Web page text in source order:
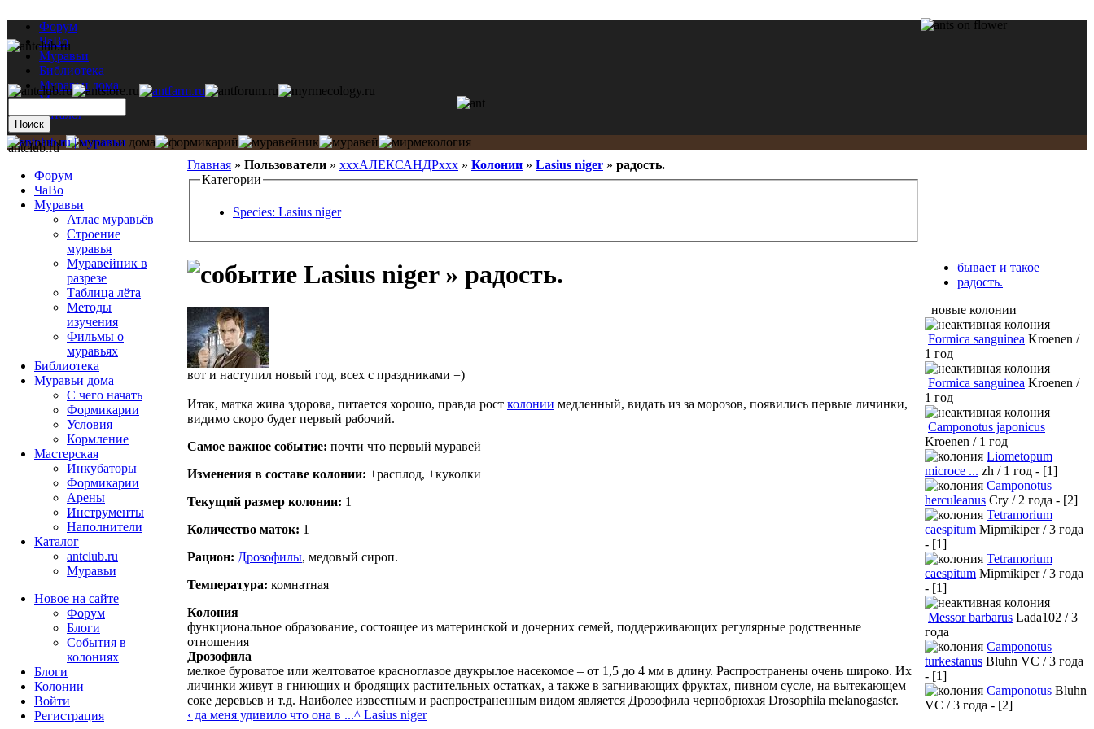
Форум
ЧаВо
Муравьи
Библиотека
Муравьи дома
Мастерская
Каталог
Главная » Пользователи » xxxАЛЕКСАНДРxxx » Колонии » Lasius niger » радость.
Категории
Species: Lasius niger
Lasius niger » радость.
вот и наступил новый год, всех с праздниками =)
Итак, матка жива здорова, питается хорошо, правда рост колонии медленный, видать из за морозов, появились первые личинки,
видимо скоро будет первый рабочий.
Самое важное событие: почти что первый муравей
Изменения в составе кoлонии: +расплод, +куколки
Текущий размер кoлонии: 1
Количество маток: 1
Рацион: Дрозофилы, медовый сироп.
Температура: комнатная
Колония
функциональное образование, состоящее из материнской и дочерних семей, поддерживающих регулярные родственные
отношения
Дрозофила
мелкое буроватое или желтоватое красноглазое двукрылое насекомое – от 1,5 до 4 мм в длину. Распространены очень широко. Их
личинки живут в гниющих и бродящих растительных остатках, а также в загнивающих фруктах, пивном сусле, на вытекающем
соке деревьев и т.д. Наиболее известным и распространенным видом является Дрозофила чернобрюхая Drosophila melanogaster.
‹ да меня удивило что она в ...^ Lasius niger
antclub.ru
Форум
ЧаВо
Муравьи
Атлас муравьёв
Строение
муравья
Муравейник в
разрезе
Таблица лёта
Методы
изучения
Фильмы о
муравьях
Библиотека
Муравьи дома
С чего начать
Формикарии
Условия
Кормление
Мастерская
Инкубаторы
Формикарии
Арены
Инструменты
Наполнители
Каталог
antclub.ru
Муравьи
Новое на сайте
Форум
Блоги
События в
колониях
Блоги
Колонии
Войти
Peгиcтpaция
бывает и такое
радость.
новые колонии
Formica sanguinea Kroenen /
1 год
Formica sanguinea Kroenen /
1 год
Camponotus japonicus
Kroenen / 1 год
Liometopum
microce ... zh / 1 год - [1]
Camponotus
herculeanus Cry / 2 года - [2]
Tetramorium
caespitum Mipmikiper / 3 года
- [1]
Tetramorium
caespitum Mipmikiper / 3 года
- [1]
Messor barbarus Lada102 / 3
года
Camponotus
turkestanus Bluhn VC / 3 года
- [1]
Camponotus Bluhn
VC / 3 года - [2]